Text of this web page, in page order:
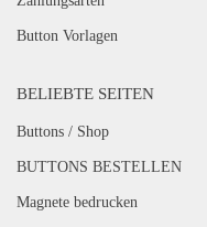
Button Vorlagen
BELIEBTE SEITEN
Buttons / Shop
BUTTONS BESTELLEN
Magnete bedrucken